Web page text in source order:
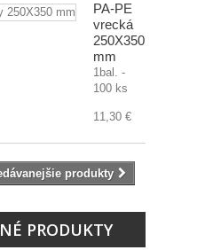
PA-PE
vrecká
250X350
mm
1bal. -
100 ks
11,30 €
produkty
PRODUKTY